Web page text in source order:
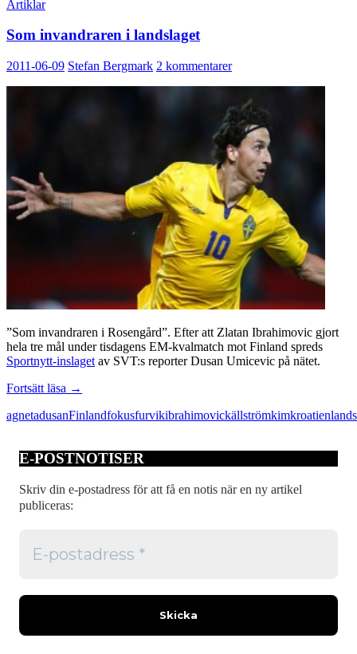
Artiklar
Som invandraren i landslaget
2011-06-09 Stefan Bergmark 2 kommentarer
”Som invandraren i Rosengård”. Efter att Zlatan Ibrahimovic gjort
hela tre mål under tisdagens EM-kvalmatch mot Finland spreds
Sportnytt-inslaget av SVT:s reporter Dusan Umicevic på nätet.
Fortsätt läsa Som
i
→
agnetadusanFinlandfokusfurvikibrahimovickällströmkimkroatien
E-POSTNOTISER
Skriv din e-postadress för att få en notis när en ny artikel
publiceras: